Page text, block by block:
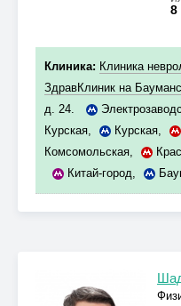
8
Клиника: Клиника
ЗдравКлиник на
д. 24.
Курская, Курская,
Комсомольская,
Китай-город,